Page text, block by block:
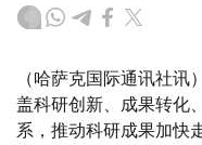
（哈萨克国际通讯社
盖科研创新、成果转化
系，推动科研成果加快